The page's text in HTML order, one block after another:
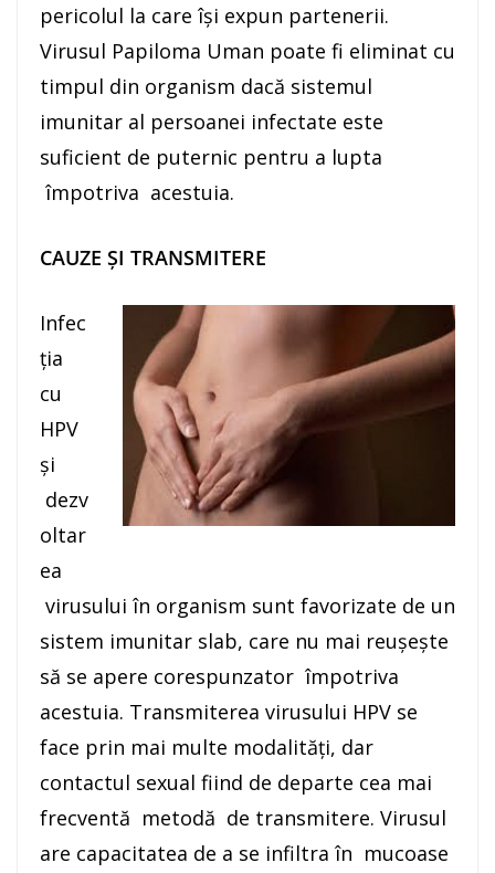
pericolul la care își expun partenerii.
Virusul Papiloma Uman poate fi eliminat cu
timpul din organism dacă sistemul
imunitar al persoanei infectate este
suficient de puternic pentru a lupta
împotriva acestuia.
CAUZE ȘI TRANSMITERE
Infec
ția
cu
HPV
și
dezv
oltar
ea
virusului în organism sunt favorizate de un
sistem imunitar slab, care nu mai reușește
să se apere corespunzator împotriva
acestuia. Transmiterea virusului HPV se
face prin mai multe modalități, dar
contactul sexual fiind de departe cea mai
frecventă metodă de transmitere. Virusul
are capacitatea de a se infiltra în mucoase